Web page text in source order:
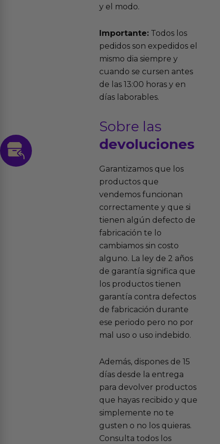
y el modo.
Importante:Todos los
pedidos son expedidos el
mismo dia siempre y
cuando se cursen antes
de las 13:00 horas y en
días laborables.
Sobre las
devoluciones
Garantizamos que los
productos que
vendemos funcionan
correctamente y que si
tienen algún defecto de
fabricación te lo
cambiamos sin costo
alguno. La ley de 2 años
de garantía significa que
los productos tienen
garantía contra defectos
de fabricación durante
ese periodo pero no por
mal uso o uso indebido.
Además, dispones de 15
días desde la entrega
para devolver productos
que hayas recibido y que
simplemente no te
gusten o no los quieras.
Consulta todos los